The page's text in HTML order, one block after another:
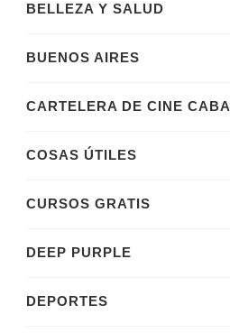
BELLEZA Y SALUD
BUENOS AIRES
CARTELERA DE CINE CABA
COSAS ÚTILES
CURSOS GRATIS
DEEP PURPLE
DEPORTES